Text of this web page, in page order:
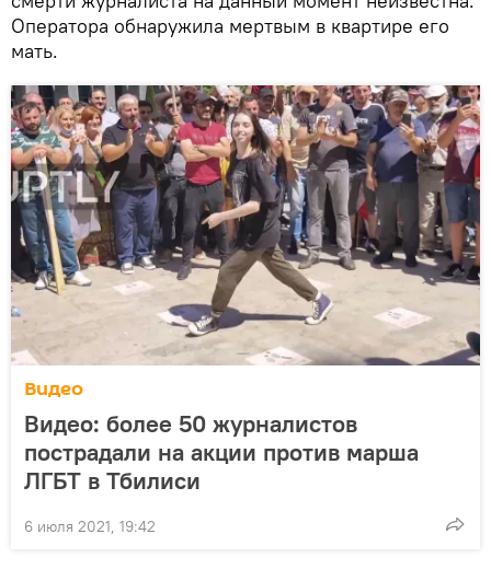
Оператора обнаружила мертвым в квартире его
мать.
Видео
Видео: более 50 журналистов
пострадали на акции против марша
ЛГБТ в Тбилиси
6 июля 2021, 19:42